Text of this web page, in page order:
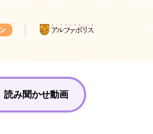
読み聞かせ動画